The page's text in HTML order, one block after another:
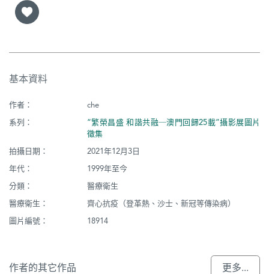
市
基本資料
作者：
che
系列：
“繁榮昌盛 和諧共融─澳門回歸25載”攝影展圖片
徵集
拍攝日期：
2021年12月3日
年代：
1999年至今
分類：
醫療衛生
醫療衛生：
齊心抗疫（登革熱、沙士、新冠等傳染病）
圖片編號：
18914
作者的其它作品 更多...